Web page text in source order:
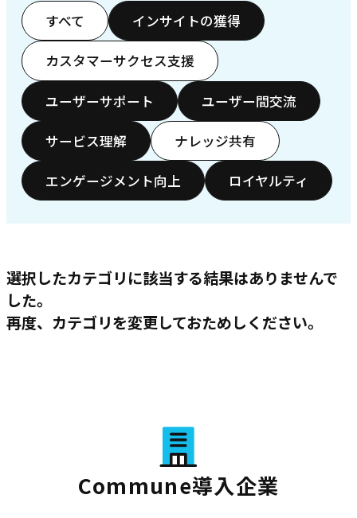
すべて インサイトの獲得
カスタマーサクセス支援
ユーザーサポート ユーザー間交流
サービス理解 ナレッジ共有
エンゲージメント向上 ロイヤルティ
選択したカテゴリに該当する結果はありませんで
した。
再度、カテゴリを変更しておためしください。
Commune導入企業